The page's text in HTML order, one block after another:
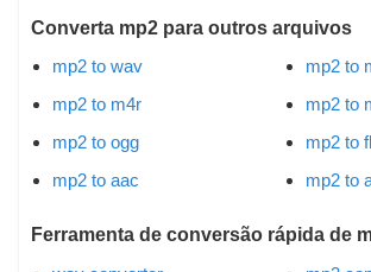
Converta mp2 para outros arquivos
mp2 to wav
mp2 to m4r
mp2 to ogg
mp2 to aac
mp2 to
mp2 to
mp2 to
mp2 to
Ferramenta de conversão rápida de